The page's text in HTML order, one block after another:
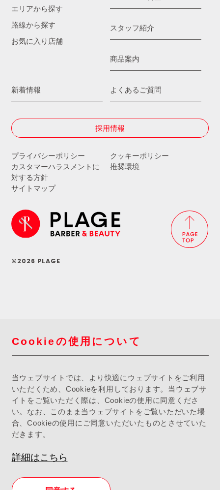
エリアから探す
路線から探す
お気に入り店舗
スタッフ紹介
商品案内
新着情報 よくあるご質問
採用情報
プライバシーポリシー
クッキーポリシー
カスタマーハラスメントに
対する方針
推奨環境
サイトマップ
©2026 PLAGE
Cookieの使用について
当ウェブサイトでは、より快適にウェブサイトをご利用
いただくため、Cookieを利用しております。当ウェブサ
イトをご覧いただく際は、Cookieの使用に同意くださ
い。なお、このまま当ウェブサイトをご覧いただいた場
合、Cookieの使用にご同意いただいたものとさせていた
だきます。
詳細はこちら